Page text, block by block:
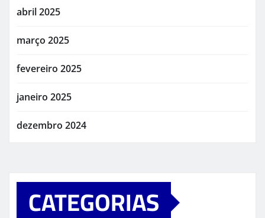
abril 2025
março 2025
fevereiro 2025
janeiro 2025
dezembro 2024
CATEGORIAS